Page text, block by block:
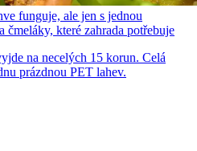
funguje, ale jen s jednou
čmeláky, které zahrada potřebuje
na necelých 15 korun. Celá
prázdnou PET lahev.